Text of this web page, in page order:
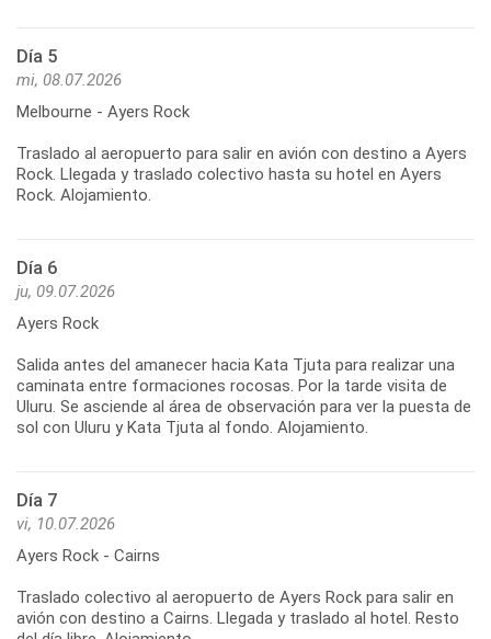
Día 5
mi, 08.07.2026
Melbourne - Ayers Rock
Traslado al aeropuerto para salir en avión con destino a Ayers
Rock. Llegada y traslado colectivo hasta su hotel en Ayers
Día 6
ju, 09.07.2026
Ayers Rock
Salida antes del amanecer hacia Kata Tjuta para realizar una
caminata entre formaciones rocosas. Por la tarde visita de
Uluru. Se asciende al área de observación para ver la puesta de
Día 7
vi, 10.07.2026
Ayers Rock - Cairns
Traslado colectivo al aeropuerto de Ayers Rock para salir en
avión con destino a Cairns. Llegada y traslado al hotel. Resto